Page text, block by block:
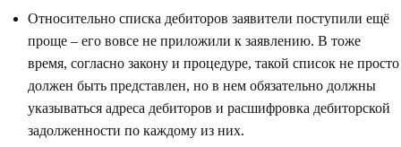
Относительно списка дебиторов заявители поступили ещё
проще – его вовсе не приложили к заявлению. В тоже
время, согласно закону и процедуре, такой список не просто
должен быть представлен, но в нем обязательно должны
указываться адреса дебиторов и расшифровка дебиторской
задолженности по каждому из них.